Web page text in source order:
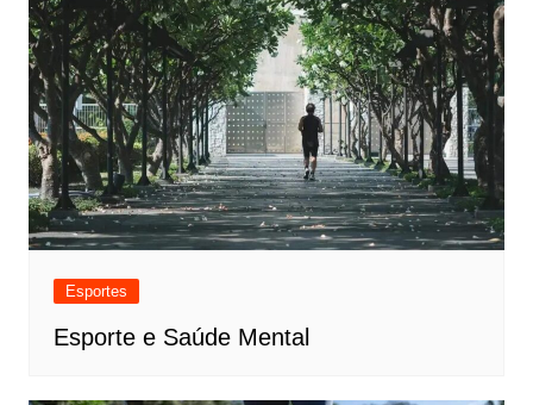
Esportes
Esporte e Saúde Mental